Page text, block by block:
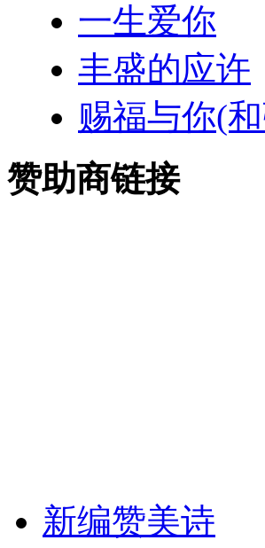
一生爱你
丰盛的应许
赐福与你(
赞助商链接
新编赞美诗